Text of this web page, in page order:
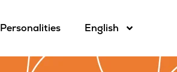
Personalities English